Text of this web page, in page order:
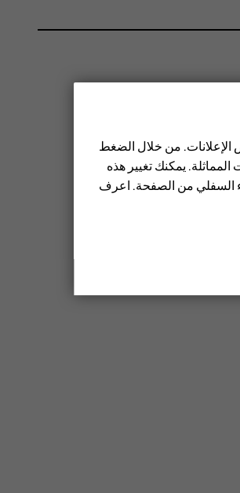
الإعلانات. من خلال الضغط
يمكنك تغيير هذه
السفلي من الصفحة. اعرف